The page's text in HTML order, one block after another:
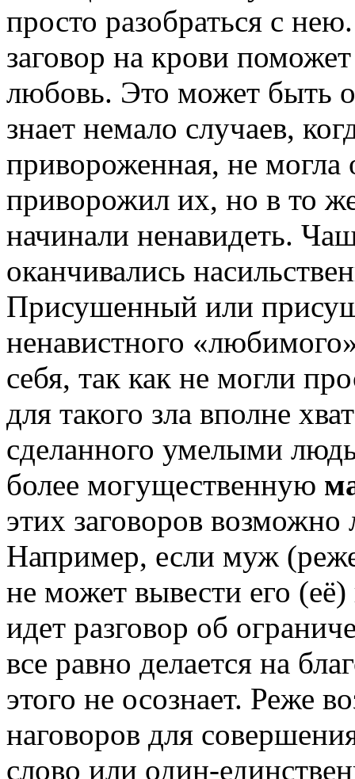
просто разобраться с
заговор на крови
любовь. Это может быть
знает немало случаев,
привороженная, не могла
приворожил их, но в то
начинали ненавидеть.
оканчивались
Присушенный или
ненавистного
себя, так как не могли
для такого зла вполне
сделанного умелыми
более могущественную
этих заговоров
Например, если муж
не может вывести его (её)
идет разговор об
все равно делается на
этого не осознает. Реже
наговоров для
слово или один-